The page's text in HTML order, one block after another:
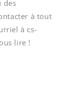
des
à tout
à cs-
lire !